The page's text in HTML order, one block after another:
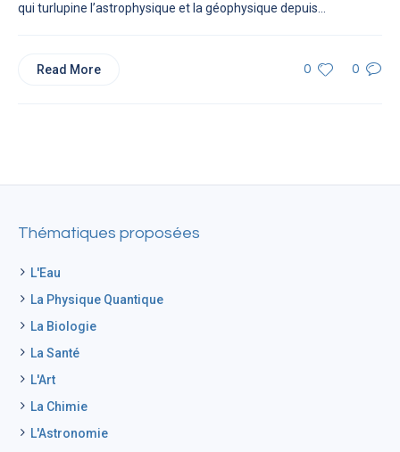
qui turlupine l’astrophysique et la géophysique depuis...
0 0
Read More
Thématiques proposées
L'Eau
La Physique Quantique
La Biologie
La Santé
L'Art
La Chimie
L'Astronomie